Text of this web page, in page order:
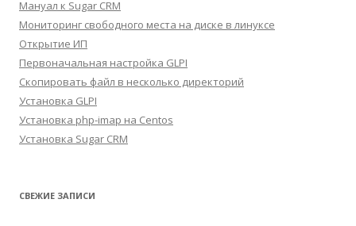
Мануал к Sugar CRM
Мониторинг свободного места на диске в линуксе
Открытие ИП
Первоначальная настройка GLPI
Скопировать файл в несколько директорий
Установка GLPI
Установка php-imap на Centos
Установка Sugar CRM
СВЕЖИЕ ЗАПИСИ